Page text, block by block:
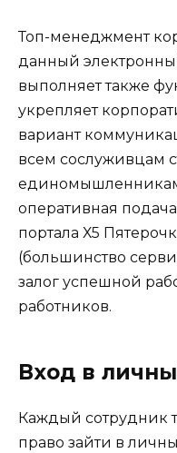
Топ-менеджмент
данный
выполняет также
укрепляет
вариант
всем сослуживцам
оперативная
портала Х5
(большинство
залог успешной
работников.
Вход в
Каждый сотрудник
право зайти в